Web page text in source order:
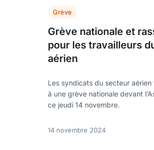
Grève
Grève nationale et
pour les travailleurs
aérien
Les syndicats du secteur
à une grève nationale devant
ce jeudi 14 novembre.
14 novembre 2024